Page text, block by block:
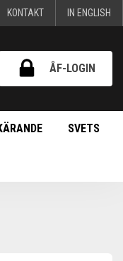
KONTAKT IN ENGLISH
ÅF-LOGIN
SVETS